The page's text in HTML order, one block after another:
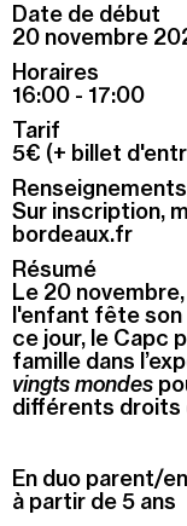
Résidences
Mécénat et
Infos pratiques
Menu
Recherche
Recherche
Prochainement
Pollen
Date de début
20 novembre
Horaires
16:00 - 17:00
Tarif
5€ (+ billet
Renseignements
Sur inscription,
bordeaux.fr
Résumé
Le 20
l'enfant fête
ce jour, le Capc
famille dans
vingts mondes
différents droits
En duo parent/
à partir de 5 ans